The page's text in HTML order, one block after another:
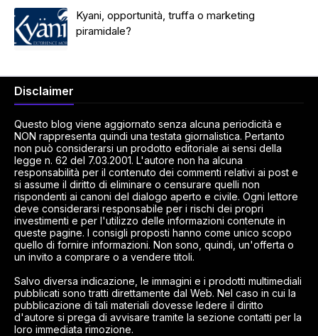
Kyani, opportunità, truffa o marketing
piramidale?
Disclaimer
Questo blog viene aggiornato senza alcuna periodicità e
NON rappresenta quindi una testata giornalistica. Pertanto
non può considerarsi un prodotto editoriale ai sensi della
legge n. 62 del 7.03.2001. L'autore non ha alcuna
responsabilità per il contenuto dei commenti relativi ai post e
si assume il diritto di eliminare o censurare quelli non
rispondenti ai canoni del dialogo aperto e civile. Ogni lettore
deve considerarsi responsabile per i rischi dei propri
investimenti e per l'utilizzo delle informazioni contenute in
queste pagine. I consigli proposti hanno come unico scopo
quello di fornire informazioni. Non sono, quindi, un'offerta o
un invito a comprare o a vendere titoli.
Salvo diversa indicazione, le immagini e i prodotti multimediali
pubblicati sono tratti direttamente dal Web. Nel caso in cui la
pubblicazione di tali materiali dovesse ledere il diritto
d'autore si prega di avvisare tramite la sezione contatti per la
loro immediata rimozione.